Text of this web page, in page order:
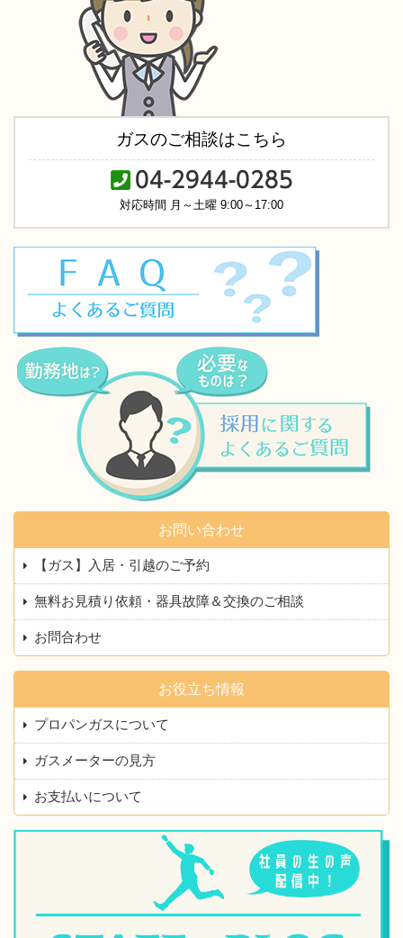
形をとっています。弊社で働く社員のほとんどがガス業
務の経験ゼロからのスタートですが、今ではガス業務の
プロとして活躍しています。
私達は採用活動を通してたくさんの方とお会いしたいと
思っています。貴方の可能性に期待していますのでぜひ
弊社選考へチャレンジしていただければと思います。
女性社員の産休・育休取得ならびに復職実績がございま
また、弊社では男性社員の育休取得も推奨しており、実
際に複数の取得実績がございます。
今後は産休・育休・復職に関するサポートもより充実し
ていくかと思います。
ガスのご相談はこちら
04-2944-0285
対応時間 月～土曜 9:00～17:00
お問い合わせ
【ガス】入居・引越のご予約
無料お見積り依頼・器具故障＆交換のご相談
お問合わせ
お役立ち情報
プロパンガスについて
ガスメーターの見方
お支払いについて